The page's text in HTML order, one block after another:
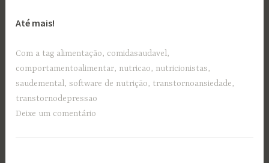
Até mais!
Com a tag alimentação, comidasaudavel,
comportamentoalimentar, nutricao, nutricionistas,
saudemental,software de nutrição, transtornoansiedade,
transtornodepressao
Deixe um comentário